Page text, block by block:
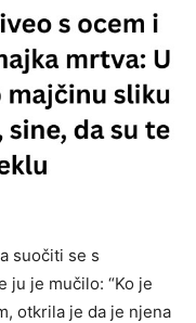
suočiti se s
ju je mučilo: “Ko je
otkrila je da je njena